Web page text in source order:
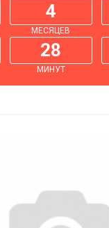
4
МЕСЯЦЕВ
28
МИНУТ